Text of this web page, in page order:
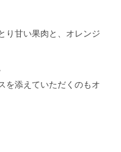
り甘い果肉と、オレンジ
を添えていただくのもオ